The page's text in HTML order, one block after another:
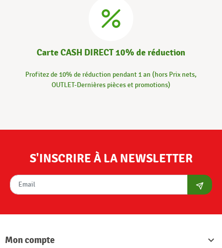
Carte CASH DIRECT 10% de réduction
Profitez de 10% de réduction pendant 1 an (hors Prix nets,
OUTLET-Dernières pièces et promotions)
S'INSCRIRE À LA NEWSLETTER
Mon compte 